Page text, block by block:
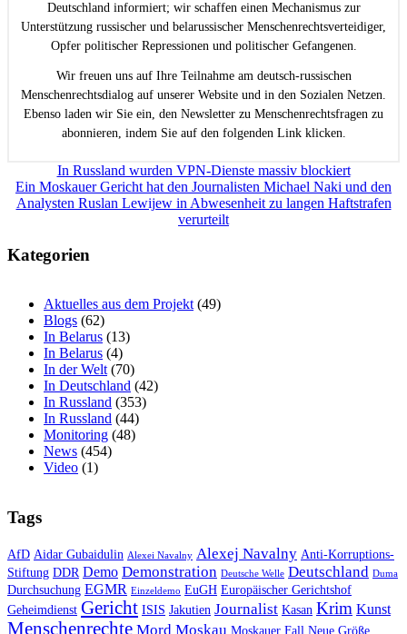
Deutschland informiert; wir schaffen einen Mechanismus zur
Unterstützung russischer und belarussischer Menschenrechtsverteidiger,
Opfer politischer Repressionen und politischer Gefangenen.
Wir freuen uns auf Ihre Teilnahme am deutsch-russischen
Menschenrechtsdialog auf unserer Website und in den Sozialen Netzen.
Ebenso laden wir Sie ein, den Newsletter zu Menschenrechtsfragen zu
abonnieren, indem Sie auf den folgenden Link klicken.
Beitragsnavigation
In Russland wurden VPN-Dienste massiv blockiert
Ein Moskauer Gericht hat den Journalisten Michael Naki und den
Analysten Ruslan Lewijew in Abwesenheit zu langen Haftstrafen
verurteilt
Kategorien
Aktuelles aus dem Projekt(49)
Blogs (62)
In Belarus (13)
In Belarus (4)
In der Welt(70)
In Deutschland (42)
In Russland (353)
In Russland (44)
Monitoring (48)
News (454)
Video (1)
Tags
AfD Aidar Gubaidulin Alexei Navalny Alexej Navalny Anti-Korruptions-
Stiftung DDR Demo Demonstration Deutsche Welle Deutschland Duma
Durchsuchung EGMR Einzeldemo EuGH Europäischer Gerichtshof
Geheimdienst Gericht ISIS Jakutien Journalist Kasan Krim Kunst
Menschenrechte Mord Moskau Moskauer Fall Neue Größe